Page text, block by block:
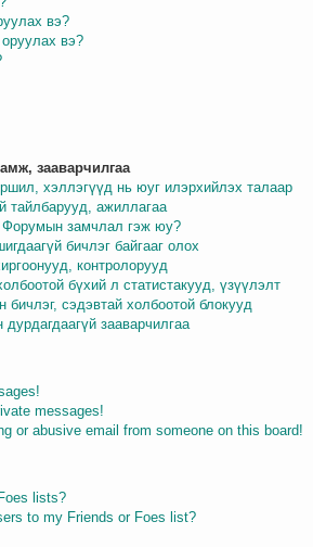
вэ?
вэ?
зааварчилгаа
хэллэгүүд нь юуг илэрхийлэх талаар
тайлбарууд, ажиллагаа
Форумын замчлал гэж юу?
бичлэг байгааг олох
контролорууд
бүхий л статистакууд, үзүүлэлт
сэдэвтай холбоотой блокууд
зааварчилгаа
messages!
or abusive email from someone on this board!
lists?
to my Friends or Foes list?